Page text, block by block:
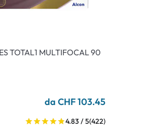
TOTAL1 MULTIFOCAL 90
da CHF 103.45
4.83 / 5(422)